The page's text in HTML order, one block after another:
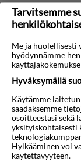
N/A
Kartta
Tarvitsemme
Me ja huolellisesti
hyödynnämme
Hyväksymällä
Käytämme
saadaksemme
osoitteestasi sekä
Hylkääminen voi
käytettävyyteen.